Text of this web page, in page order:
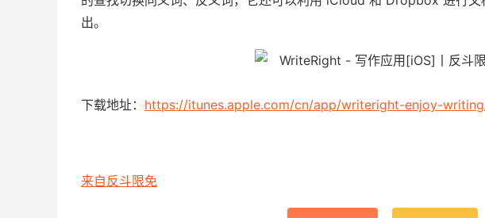
出。
下载地址： https://itunes.apple.com/cn/app/writeright-enjoy-
来自反斗限免